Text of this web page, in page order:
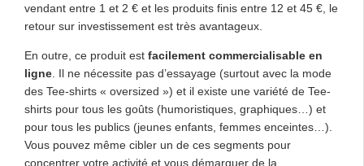
vendant entre 1 et 2 € et les produits finis entre 12 et 45 €, le
retour sur investissement est très avantageux.
En outre, ce produit est facilement commercialisable en
ligne . Il ne nécessite pas d’essayage (surtout avec la mode
des Tee-shirts « oversized ») et il existe une variété de Tee-
shirts pour tous les goûts (humoristiques, graphiques…) et
pour tous les publics (jeunes enfants, femmes enceintes…).
Vous pouvez même cibler un de ces segments pour
concentrer votre activité et vous démarquer de la